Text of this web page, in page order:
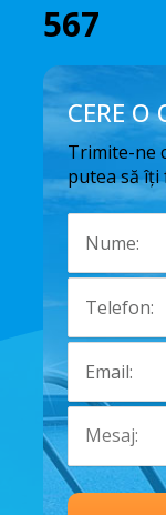
567
CERE O
Trimite-ne
putea să îți